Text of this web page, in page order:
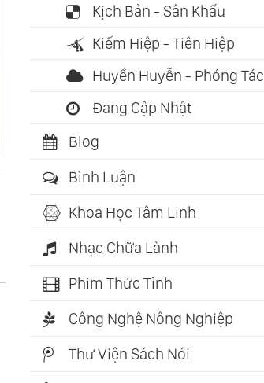
Dũng Cảm - Vui
Sống Hiểm Nguy
(Osho)
Kịch Bản - Sân Khấu
Kiếm Hiệp - Tiên Hiệp
Huyền Huyễn - Phóng Tác
Đang Cập Nhật
Blog
Bình Luận
Khoa Học Tâm Linh
Nhạc Chữa Lành
Phim Thức Tỉnh
Công Nghệ Nông Nghiệp
Thư Viện Sách Nói